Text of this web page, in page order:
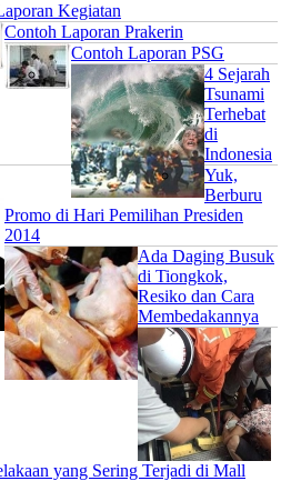
Kegiatan
Contoh Laporan Prakerin
Contoh Laporan PSG
4 Sejarah
Tsunami
Terhebat
di
Indonesia
Yuk,
Berburu
Promo di Hari Pemilihan Presiden
2014
Ada Daging Busuk
di Tiongkok,
Resiko dan Cara
Membedakannya
yang Sering Terjadi di Mall